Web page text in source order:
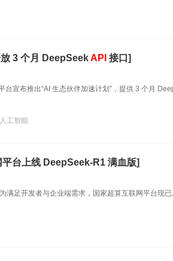
3 个月 DeepSeekAPI 接口]
台宣布推出“AI 生态伙伴加速计划”，提供 3 个月
人工智能
台上线 DeepSeek-R1 满血版]
满足开发者与企业端需求，国家超算互联网平台现